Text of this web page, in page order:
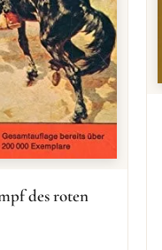
des roten